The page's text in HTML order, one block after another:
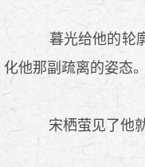
暮光给他的轮
化他那副疏离的姿态。
宋栖萤见了他